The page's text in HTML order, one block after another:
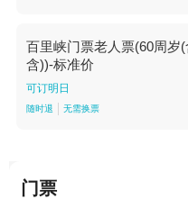
百里峡门票老人票(60周岁
含))-标准价
可订明日
随时退 无需换票
门票